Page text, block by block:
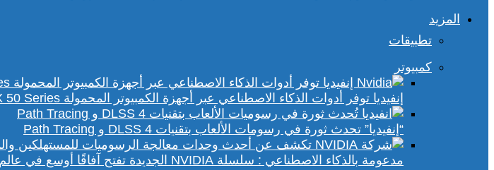
المزيد
تطبيقات
كمبيوتر
إنفيديا توفر أدوات الذكاء الاصطناعي عبر أجهزة الكمبيوتر المحمولة GeForce RTX 50 Series
“إنفيديا” تحدث ثورة في رسومات الألعاب بتقنيات DLSS 4 و Path Tracing
مدعومة بالذكاء الاصطناعي : سلسلة NVIDIA الجديدة تفتح آفاقًا أوسع في عالم رسومات الكمبيوتر